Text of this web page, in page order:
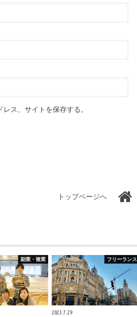
ス、サイトを保存する。
トップページへ
副業・複業 フリーランス
2023.7.29